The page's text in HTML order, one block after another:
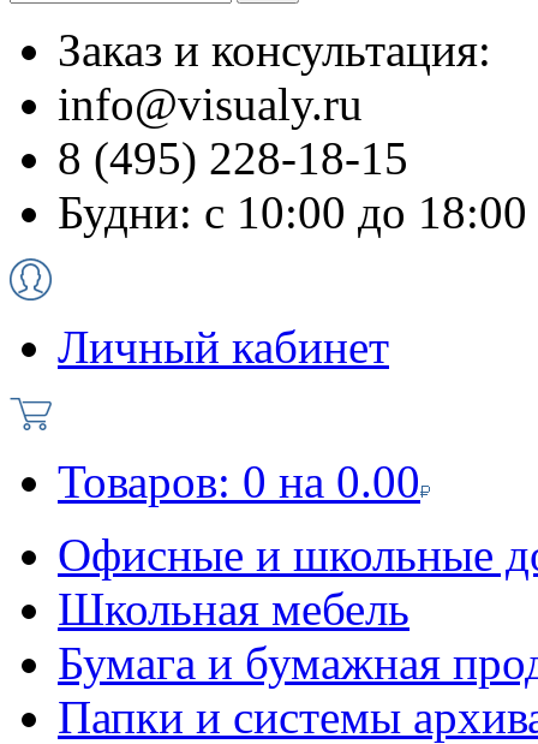
Заказ и консультация:
info@visualy.ru
8 (495) 228-18-15
Будни: с 10:00 до 18:00
Личный кабинет
Товаров: 0 на 0.00
Офисные и школьные
Школьная мебель
Бумага и бумажная
Папки и системы